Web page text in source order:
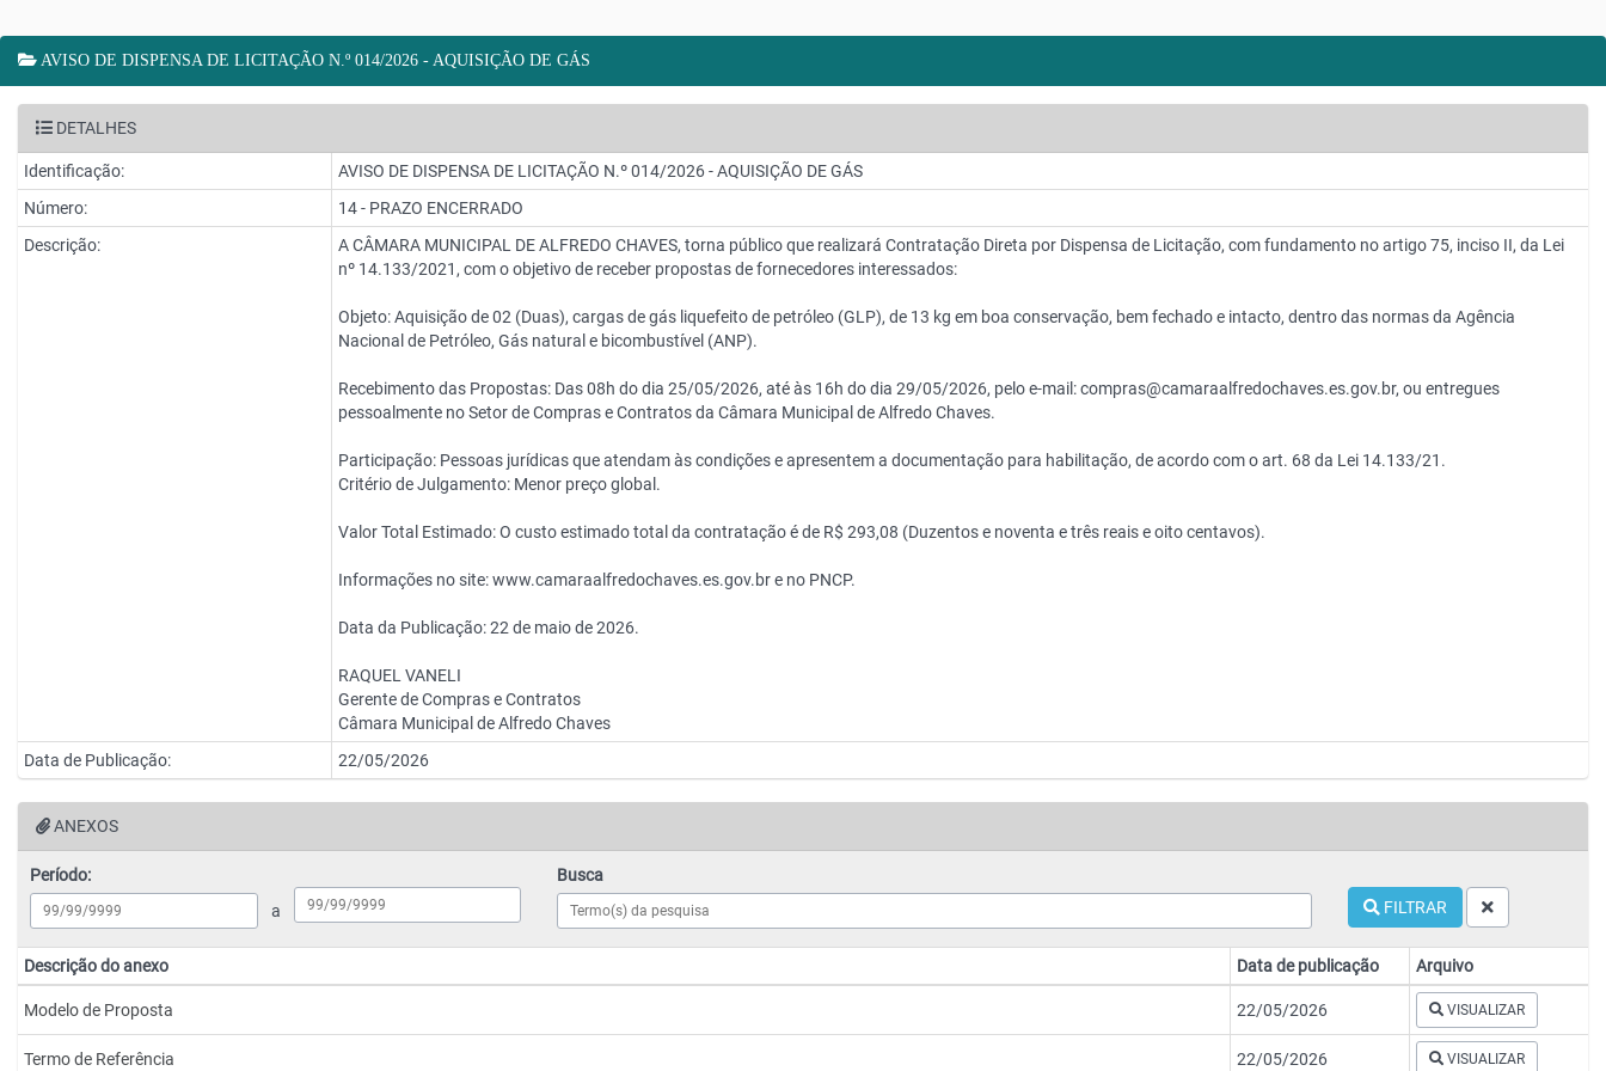
AVISO DE DISPENSA DE LICITAÇÃO N.º 014/2026 - AQUISIÇÃO DE GÁS
DETALHES
Identificação:
AVISO DE DISPENSA DE LICITAÇÃO N.º 014/2026 - AQUISIÇÃO DE GÁS
Número:
14 - PRAZO ENCERRADO
Descrição:
A CÂMARA MUNICIPAL DE ALFREDO CHAVES, torna público que realizará Contratação Direta por Dispensa de Licitação, com fundamento no artigo 75, inciso II, da Lei
nº 14.133/2021, com o objetivo de receber propostas de fornecedores interessados:
Objeto: Aquisição de 02 (Duas), cargas de gás liquefeito de petróleo (GLP), de 13 kg em boa conservação, bem fechado e intacto, dentro das normas da Agência
Nacional de Petróleo, Gás natural e bicombustível (ANP).
Recebimento das Propostas: Das 08h do dia 25/05/2026, até às 16h do dia 29/05/2026, pelo e-mail: compras@camaraalfredochaves.es.gov.br, ou entregues
pessoalmente no Setor de Compras e Contratos da Câmara Municipal de Alfredo Chaves.
Participação: Pessoas jurídicas que atendam às condições e apresentem a documentação para habilitação, de acordo com o art. 68 da Lei 14.133/21.
Critério de Julgamento: Menor preço global.
Valor Total Estimado: O custo estimado total da contratação é de R$ 293,08 (Duzentos e noventa e três reais e oito centavos).
Informações no site: www.camaraalfredochaves.es.gov.br e no PNCP.
Data da Publicação: 22 de maio de 2026.
RAQUEL VANELI
Gerente de Compras e Contratos
Câmara Municipal de Alfredo Chaves
Data de Publicação:
22/05/2026
ANEXOS
Período:
a
Busca
FILTRAR
Descrição do anexo Data de publicação Arquivo
Modelo de Proposta 22/05/2026 VISUALIZAR
Termo de Referência 22/05/2026 VISUALIZAR